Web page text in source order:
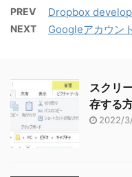
PREV Dropbox
NEXT Googleアカウン
スクリ
存する
2022/